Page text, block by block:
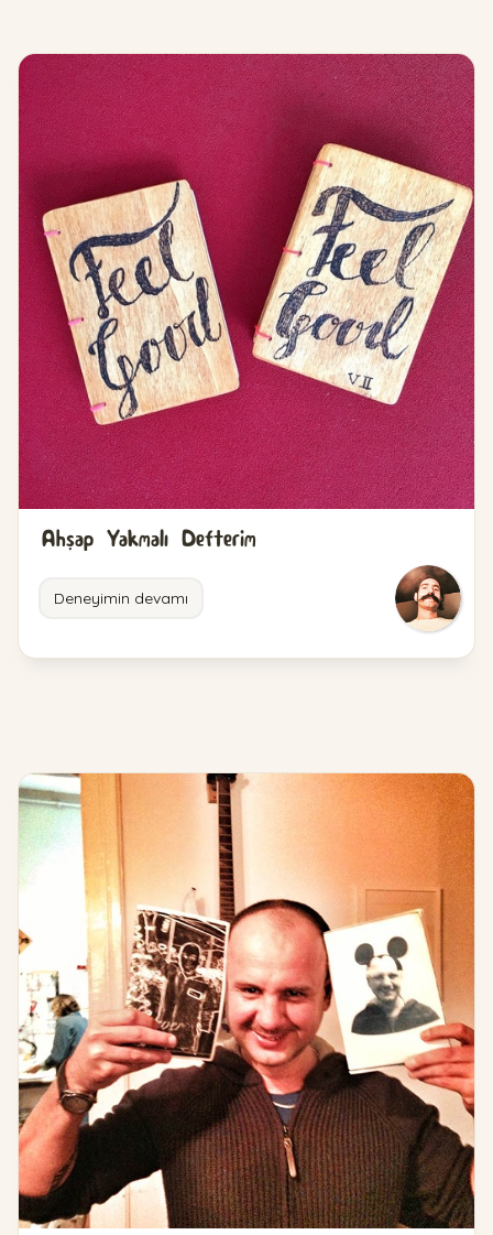
Ahşap Yakmalı Defterim
Deneyimin devamı